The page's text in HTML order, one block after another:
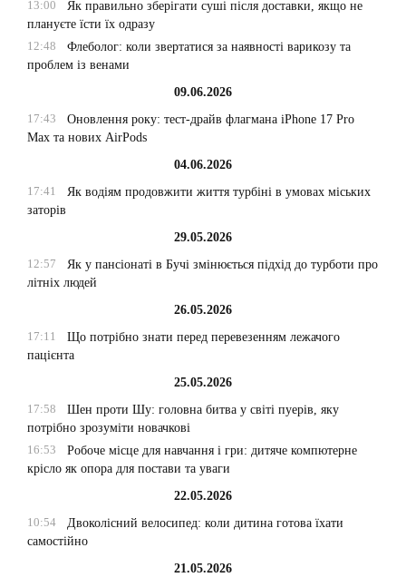
13:00
Як правильно зберігати суші після доставки, якщо не
плануєте їсти їх одразу
12:48
Флеболог: коли звертатися за наявності варикозу та
проблем із венами
09.06.2026
17:43
Оновлення року: тест-драйв флагмана iPhone 17 Pro
Max та нових AirPods
04.06.2026
17:41
Як водіям продовжити життя турбіні в умовах міських
заторів
29.05.2026
12:57
Як у пансіонаті в Бучі змінюється підхід до турботи про
літніх людей
26.05.2026
17:11
Що потрібно знати перед перевезенням лежачого
пацієнта
25.05.2026
17:58
Шен проти Шу: головна битва у світі пуерів, яку
потрібно зрозуміти новачкові
16:53
Робоче місце для навчання і гри: дитяче компютерне
крісло як опора для постави та уваги
22.05.2026
10:54
Двоколісний велосипед: коли дитина готова їхати
самостійно
21.05.2026